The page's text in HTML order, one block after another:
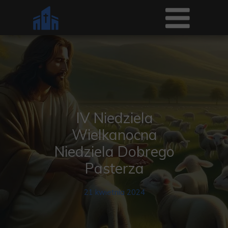
IV Niedziela
Wielkanocna
Niedziela Dobrego
Pasterza
21 kwietnia 2024